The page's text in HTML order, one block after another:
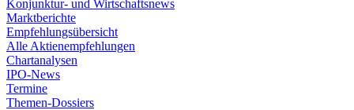
Konjunktur- und Wirtschaftsnews
Marktberichte
Empfehlungsübersicht
Alle Aktienempfehlungen
Chartanalysen
IPO-News
Termine
Themen-Dossiers